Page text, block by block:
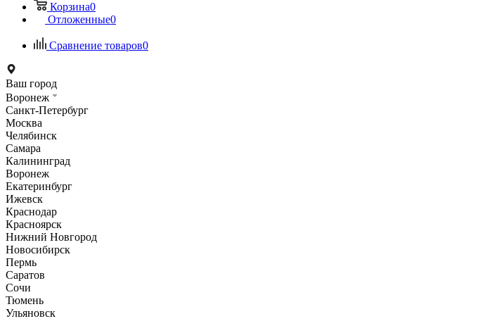
Корзина0
Отложенные0
Сравнение товаров0
Ваш город
Воронеж
Санкт-Петербург
Москва
Челябинск
Самара
Калининград
Воронеж
Екатеринбург
Ижевск
Краснодар
Красноярск
Нижний Новгород
Новосибирск
Пермь
Саратов
Сочи
Тюмень
Ульяновск